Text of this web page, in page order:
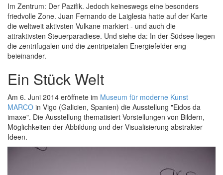
Im Zentrum: Der Pazifik. Jedoch keineswegs eine besonders
friedvolle Zone. Juan Fernando de Laiglesia hatte auf der Karte
die weltweit aktivsten Vulkane markiert - und auch die
attraktivsten Steuerparadiese. Und siehe da: In der Südsee liegen
die zentrifugalen und die zentripetalen Energiefelder eng
beieinander.
Ein Stück Welt
Am 6. Juni 2014 eröffnete im Museum für moderne Kunst
MARCO in Vigo (Galicien, Spanien) die Ausstellung "Eidos da
imaxe". Die Ausstellung thematisiert Vorstellungen von Bildern,
Möglichkeiten der Abbildung und der Visualisierung abstrakter
Ideen.